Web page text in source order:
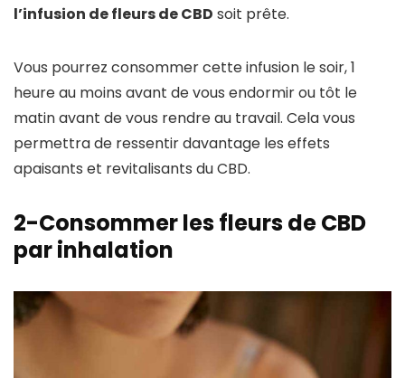
l’infusion de fleurs de CBD soit prête.
Vous pourrez consommer cette infusion le soir, 1
heure au moins avant de vous endormir ou tôt le
matin avant de vous rendre au travail. Cela vous
permettra de ressentir davantage les effets
apaisants et revitalisants du CBD.
2-Consommer les fleurs de CBD
par inhalation